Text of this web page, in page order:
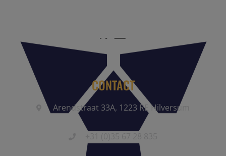
CONTACT
Arendstraat 33A, 1223 RE Hilversum